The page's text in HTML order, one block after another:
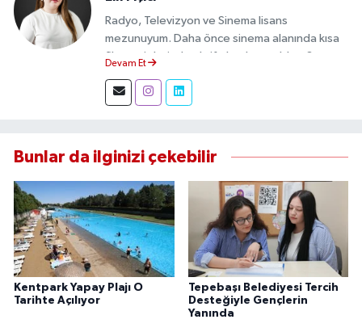
Radyo, Televizyon ve Sinema lisans
mezunuyum. Daha önce sinema alanında kısa
film projelerinde aktif olarak yer aldım. Şu an
görev yapıyor, gündemi sahadan takip ederek
doğru ve tarafsız haberler üretiyorum.
Devam Et
Bunlar da ilginizi çekebilir
Kentpark Yapay Plajı O
Tarihte Açılıyor
Tepebaşı Belediyesi Tercih
Desteğiyle Gençlerin
Yanında